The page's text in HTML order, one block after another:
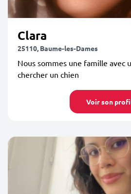
Clara
25110, Baume-les-Dames
Nous sommes une famille avec
chercher un chien
Voir son